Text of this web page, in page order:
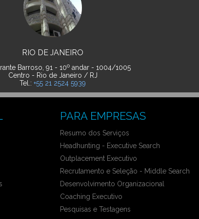
RIO DE JANEIRO
Barroso, 91 - 10oandar - 1004/1005
Centro - Rio de Janeiro / RJ
Tel.: +55 21 2524 5939
PARA EMPRESAS
Resumo dos Serviços
Headhunting - Executive Search
Outplacement Executivo
Recrutamento e Seleção - Middle Search
Desenvolvimento Organizacional
Coaching Executivo
Pesquisas e Testagens